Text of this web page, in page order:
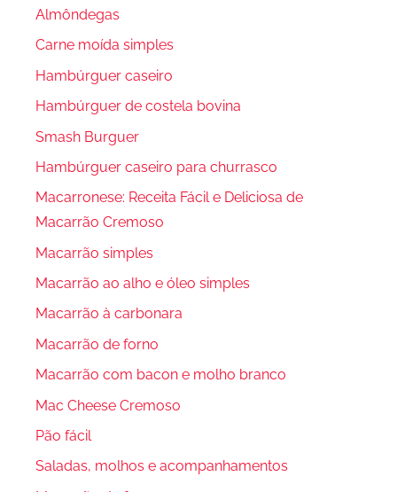
Almôndegas
Carne moída simples
Hambúrguer caseiro
Hambúrguer de costela bovina
Smash Burguer
Hambúrguer caseiro para churrasco
Macarronese: Receita Fácil e Deliciosa de
Macarrão Cremoso
Macarrão simples
Macarrão ao alho e óleo simples
Macarrão à carbonara
Macarrão de forno
Macarrão com bacon e molho branco
Mac Cheese Cremoso
Pão fácil
Saladas, molhos e acompanhamentos